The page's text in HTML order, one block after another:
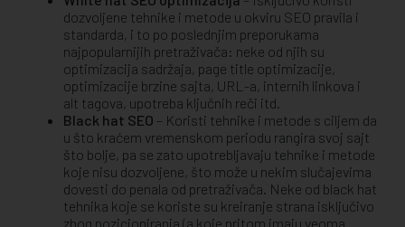
dozvoljene tehnike i metode u okviru SEO pravila i
standarda, i to po poslednjim preporukama
najpopularnijih pretraživača: neke od njih su
optimizacija sadržaja, page title optimizacije,
optimizacije brzine sajta, URL-a, internih linkova i
alt tagova, upotreba ključnih reči itd.
Black hat SEO – Koristi tehnike i metode s ciljem da
u što kraćem vremenskom periodu rangira svoj sajt
što bolje, pa se zato upotrebljavaju tehnike i metode
koje nisu dozvoljene, što može u nekim slučajevima
dovesti do penala od pretraživača. Neke od black hat
tehnika koje se koriste su kreiranje strana isključivo
zbog pozicioniranja (a koje pritom imaju veoma